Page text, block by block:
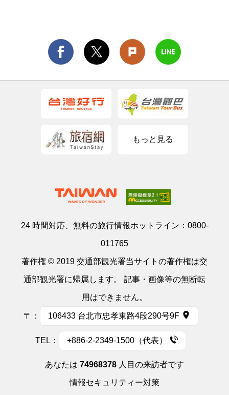
もっと見る
24 時間対応、無料の旅行情報ホットライン： 0800-
011765
著作権 © 2019 交通部観光署当サイトの著作権は交
通部観光署に帰属します。 記事・画像等の無断転
用はできません。
〒： 106433 台北市忠孝東路4段290号9F
TEL： +886-2-2349-1500（代表）
あなたは 74968378 人目の来訪者です
情報セキュリティー対策